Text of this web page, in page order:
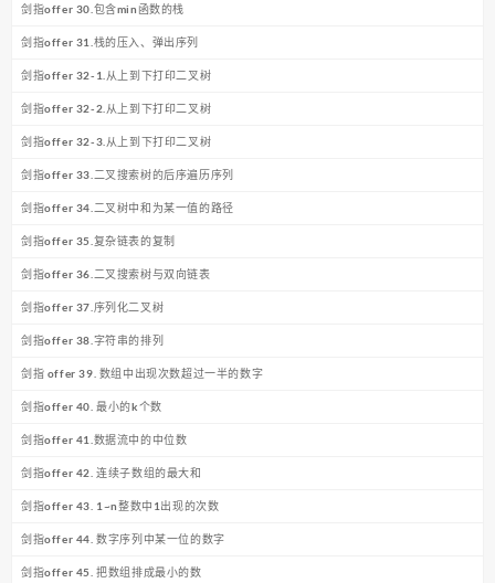
剑指offer 30.包含min函数的栈
剑指offer 31.栈的压入、弹出序列
剑指offer 32-1.从上到下打印二叉树
剑指offer 32-2.从上到下打印二叉树
剑指offer 32-3.从上到下打印二叉树
剑指offer 33.二叉搜索树的后序遍历序列
剑指offer 34.二叉树中和为某一值的路径
剑指offer 35.复杂链表的复制
剑指offer 36.二叉搜索树与双向链表
剑指offer 37.序列化二叉树
剑指offer 38.字符串的排列
剑指 offer 39. 数组中出现次数超过一半的数字
剑指offer 40. 最小的k个数
剑指offer 41.数据流中的中位数
剑指offer 42. 连续子数组的最大和
剑指offer 43. 1~n整数中1出现的次数
剑指offer 44. 数字序列中某一位的数字
剑指offer 45. 把数组排成最小的数